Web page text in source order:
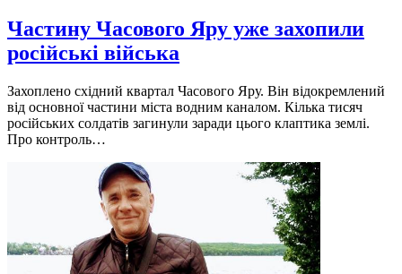
Частину Часового Яру уже захопили
російські війська
Захоплено східний квартал Часового Яру. Він відокремлений
від основної частини міста водним каналом. Кілька тисяч
російських солдатів загинули заради цього клаптика землі.
Про контроль…